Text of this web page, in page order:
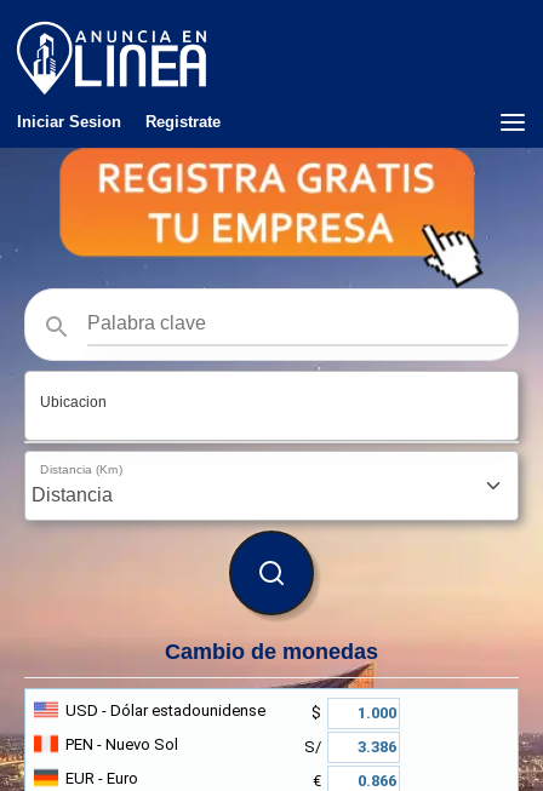
Iniciar Sesion Registrate
Ubicacion
Distancia (Km)
BUSCAR
Cambio de monedas
USD - Dólar estadounidense
$
PEN - Nuevo Sol
S/
EUR - Euro
€